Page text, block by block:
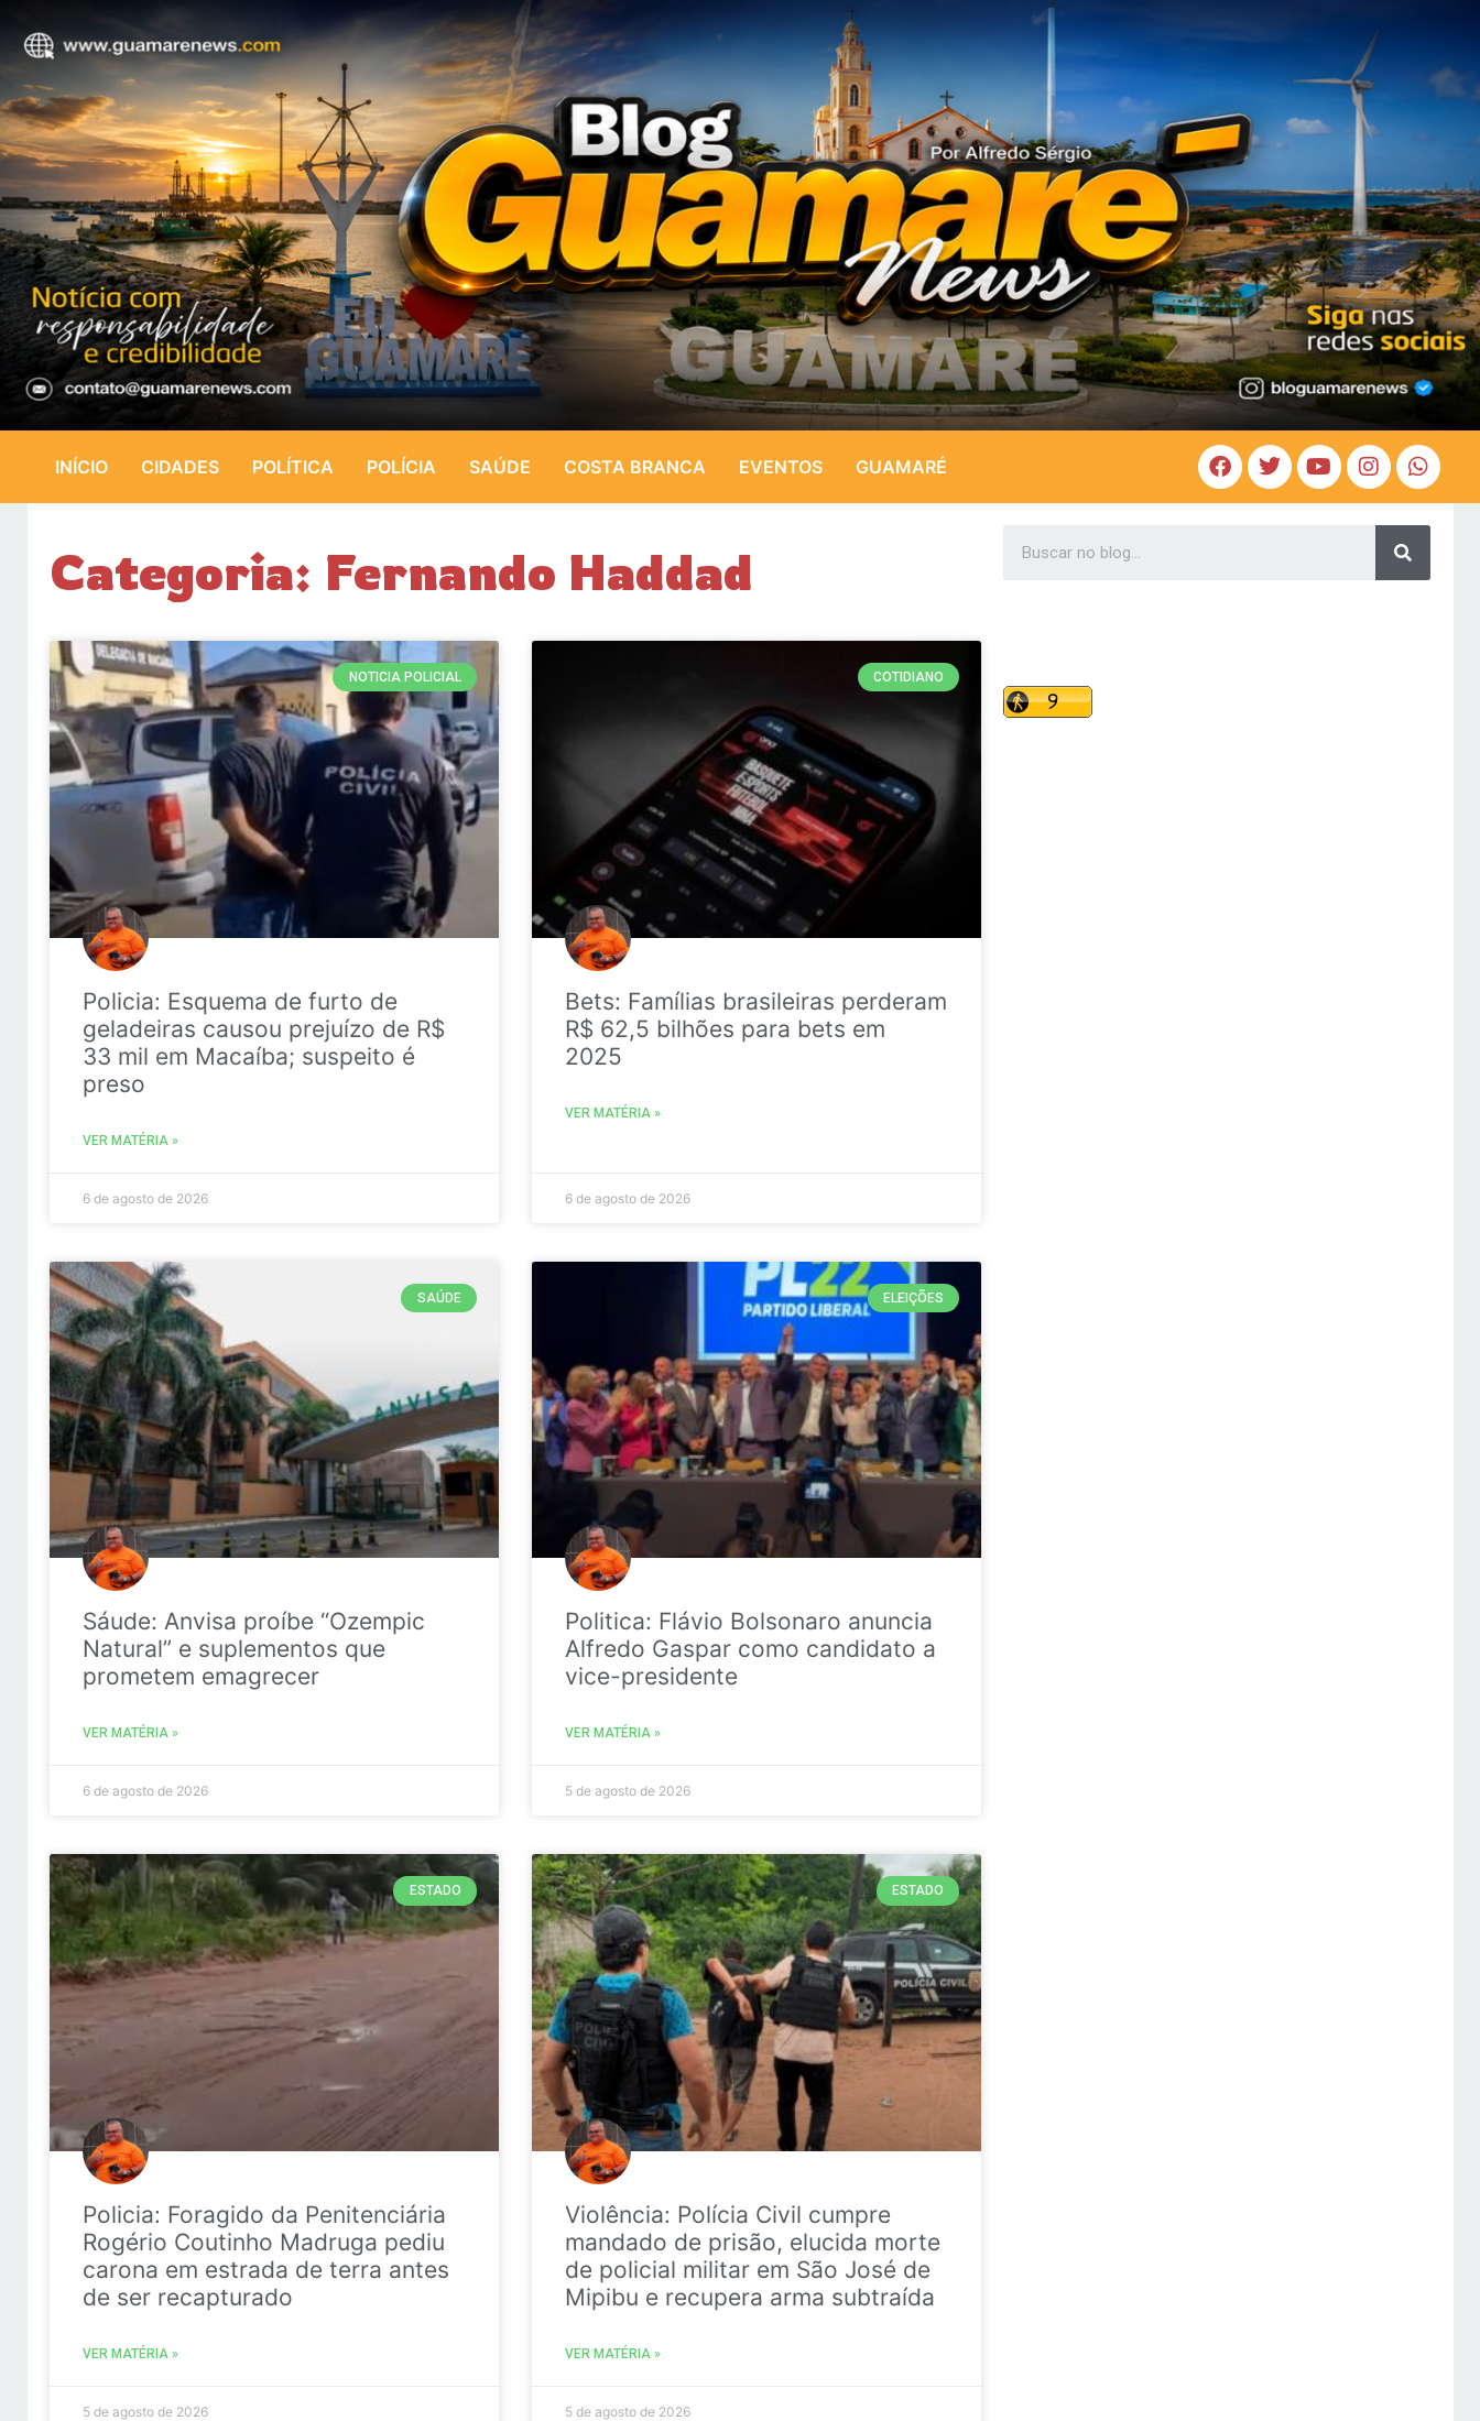
INÍCIO CIDADES POLÍTICA POLÍCIA SAÚDE COSTA BRANCA EVENTOS GUAMARÉ
Categoria: Fernando Haddad
NOTICIA POLICIAL
Policia: Esquema de furto de
geladeiras causou prejuízo de R$
33 mil em Macaíba; suspeito é
preso
VER MATÉRIA »
6 de agosto de 2026
COTIDIANO
Bets: Famílias brasileiras perderam
R$ 62,5 bilhões para bets em
2025
VER MATÉRIA »
6 de agosto de 2026
SAÚDE
Sáude: Anvisa proíbe “Ozempic
Natural” e suplementos que
prometem emagrecer
VER MATÉRIA »
6 de agosto de 2026
ELEIÇÕES
Politica: Flávio Bolsonaro anuncia
Alfredo Gaspar como candidato a
vice-presidente
VER MATÉRIA »
5 de agosto de 2026
ESTADO
Policia: Foragido da Penitenciária
Rogério Coutinho Madruga pediu
carona em estrada de terra antes
de ser recapturado
VER MATÉRIA »
5 de agosto de 2026
ESTADO
Violência: Polícia Civil cumpre
mandado de prisão, elucida morte
de policial militar em São José de
Mipibu e recupera arma subtraída
VER MATÉRIA »
5 de agosto de 2026